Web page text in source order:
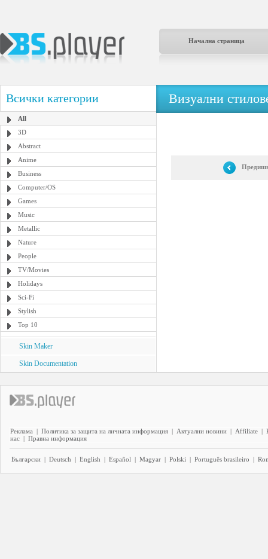
Начална страница
Всички категории
All
3D
Abstract
Anime
Business
Computer/OS
Games
Music
Metallic
Nature
People
TV/Movies
Holidays
Sci-Fi
Stylish
Top 10
Skin Maker
Skin Documentation
Визуални
Реклама | Политика за защита на личната информация | Актуални новини | Affiliate |
нас | Правна информация
Български | Deutsch | English | Español | Magyar | Polski | Português brasileiro |